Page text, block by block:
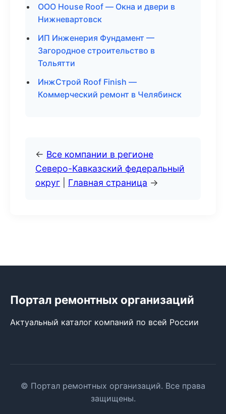
ООО House Roof — Окна и двери в
Нижневартовск
ИП Инженерия Фундамент —
Загородное строительство в
Тольятти
ИнжСтрой Roof Finish —
Коммерческий ремонт в Челябинск
← Все компании в регионе
Северо-Кавказский федеральный
округ
Главная страница →
Портал ремонтных организаций
Актуальный каталог компаний по всей России
© Портал ремонтных организаций. Все права
защищены.